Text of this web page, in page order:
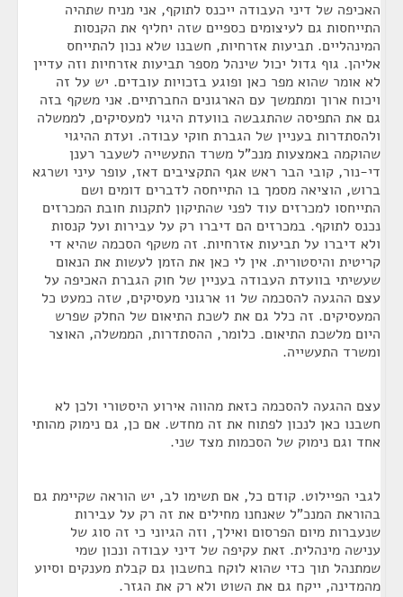
האכיפה של דיני העבודה ייכנס לתוקף, אני מניח שתהיה
התייחסות גם לעיצומים כספיים שזה יחליף את הקנסות
המינהליים. תביעות אזרחיות, חשבנו שלא נכון להתייחס
אליהן. גוף גדול יכול שינהל מספר תביעות אזרחיות וזה עדיין
לא אומר שהוא מפר כאן ופוגע בזכויות עובדים. יש על זה
ויכוח ארוך ומתמשך עם הארגונים החברתיים. אני משקף בזה
גם את התפיסה שהתגבשה בוועדת היגוי למעסיקים, לממשלה
ולהסתדרות בעניין של הגברת חוקי עבודה. ועדת ההיגוי
שהוקמה באמצעות מנכ"ל משרד התעשייה לשעבר רענן
די-נור, קובי הבר ראש אגף התקציבים דאז, עופר עיני ושרגא
ברוש, הוציאה מסמך בו התייחסה לדברים דומים ושם
התייחסו למכרזים עוד לפני שהתיקון לתקנות חובת המכרזים
נכנס לתוקף. במכרזים הם דיברו רק על עבירות ועל קנסות
ולא דיברו על תביעות אזרחיות. זה משקף הסכמה שהיא די
קריטית והיסטורית. אין לי כאן את הזמן לעשות את הנאום
שעשיתי בוועדת העבודה בעניין של חוק הגברת האכיפה על
עצם ההגעה להסכמה של 11 ארגוני מעסיקים, שזה כמעט כל
המעסיקים. זה כלל גם את לשכת התיאום של החלק שפרש
היום מלשכת התיאום. כלומר, ההסתדרות, הממשלה, האוצר
ומשרד התעשייה.
עצם ההגעה להסכמה כזאת מהווה אירוע היסטורי ולכן לא
חשבנו כאן לנכון לפתוח את זה מחדש. אם כן, גם נימוק מהותי
אחד וגם נימוק של הסכמות מצד שני.
לגבי הפיילוט. קודם כל, אם תשימו לב, יש הוראה שקיימת גם
בהוראת המנכ"ל שאנחנו מחילים את זה רק על עבירות
שנעברות מיום הפרסום ואילך, וזה הגיוני כי זה סוג של
ענישה מינהלית. זאת עקיפה של דיני עבודה ונכון שמי
שמתנהל תוך כדי שהוא לוקח בחשבון גם קבלת מענקים וסיוע
מהמדינה, ייקח גם את השוט ולא רק את הגזר.